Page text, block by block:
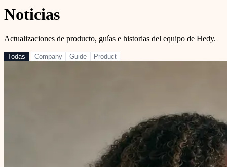
Noticias
Actualizaciones de producto, guías e historias del equipo de Hedy.
Todas Company Guide Product